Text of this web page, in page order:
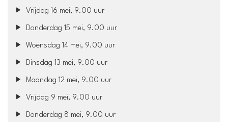
Vrijdag 16 mei, 9.00 uur
Donderdag 15 mei, 9.00 uur
Woensdag 14 mei, 9.00 uur
Dinsdag 13 mei, 9.00 uur
Maandag 12 mei, 9.00 uur
Vrijdag 9 mei, 9.00 uur
Donderdag 8 mei, 9.00 uur